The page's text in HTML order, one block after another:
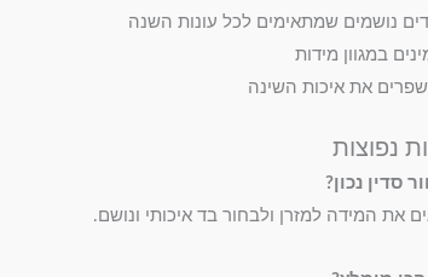
נושמים שמתאימים לכל עונות השנה
במגוון מידות
את איכות השינה
נפוצות
סדין נכון?
את המידה למזרן ולבחור בד איכותי ונושם.